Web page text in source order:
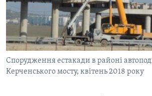
ВІДЕОУРОКИ «ELIFBE»
СВІДЧЕННЯ ОКУПАЦІЇ
УКРАЇНСЬКА ПРОБЛЕМА КРИМУ
ІНФОГРАФІКА
Русский
Qırımtatar
ДОЛУЧАЙСЯ!
Спорудження естакади в районі
Керченського мосту, квітень 2018 року